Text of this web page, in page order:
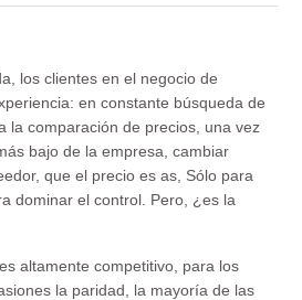
los clientes en el negocio de
en constante búsqueda de
la comparación de precios, una vez
bajo de la empresa, cambiar
que el precio es as, Sólo para
dominar el control. Pero, ¿es la
altamente competitivo, para los
la paridad, la mayoría de las